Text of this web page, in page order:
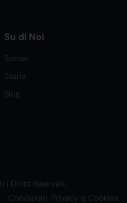
Su di Noi
Servizi
Storia
Blog
i Diritti Riservati.
Condizioni, Privacy e Cookies